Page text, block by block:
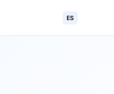
ES